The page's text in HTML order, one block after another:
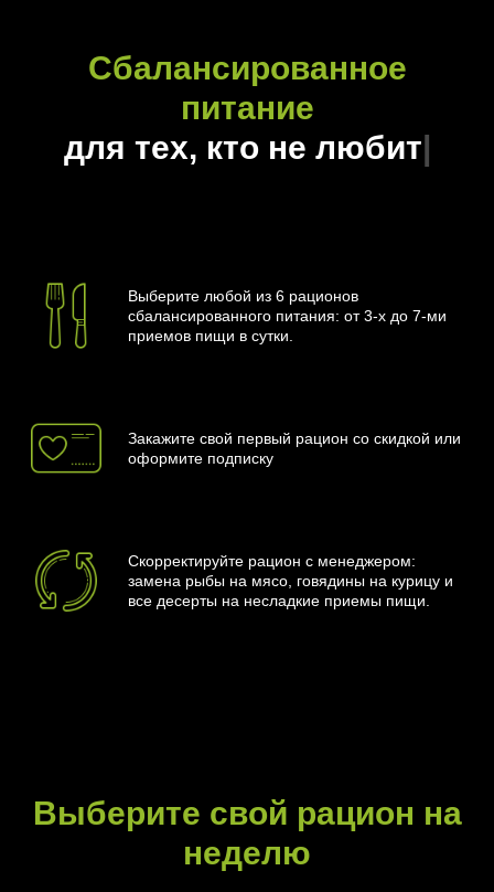
Сбалансированное
питание
дл |
Выберите любой из 6 рационов
сбалансированного питания: от 3-х до 7-ми
приемов пищи в сутки.
Закажите свой первый рацион со скидкой или
оформите подписку
Скорректируйте рацион с менеджером:
замена рыбы на мясо, говядины на курицу и
все десерты на несладкие приемы пищи.
Выберите свой рацион на
неделю